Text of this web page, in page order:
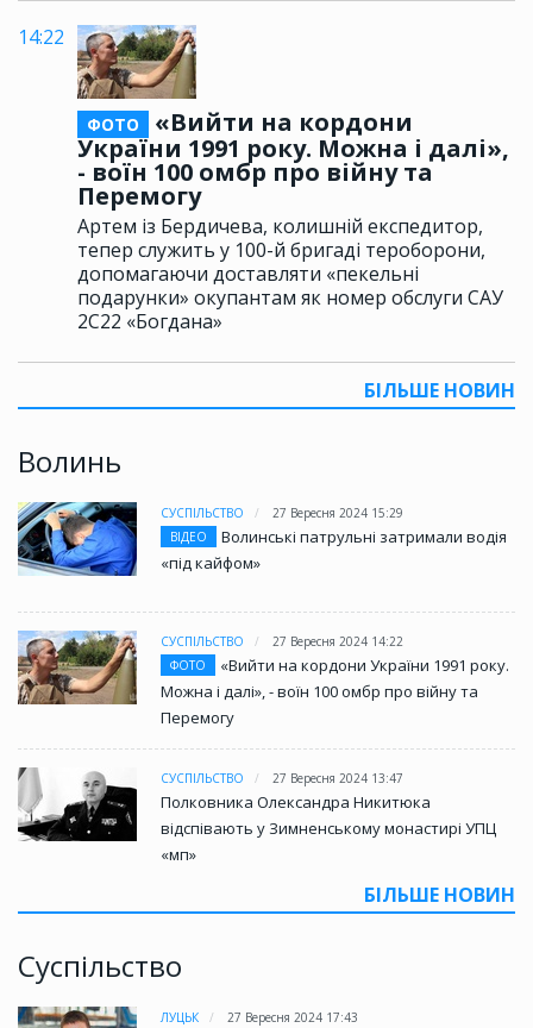
14:22
ФОТО
«Вийти на кордони
України 1991 року. Можна і далі»,
- воїн 100 омбр про війну та
Перемогу
Артем із Бердичева, колишній експедитор,
тепер служить у 100-й бригаді тероборони,
допомагаючи доставляти «пекельні
подарунки» окупантам як номер обслуги САУ
2С22 «Богдана»
БІЛЬШЕ НОВИН
Волинь
СУСПІЛЬСТВО
27 Вересня 2024 15:29
ВІДЕО
Волинські патрульні затримали водія
«під кайфом»
СУСПІЛЬСТВО
27 Вересня 2024 14:22
ФОТО
«Вийти на кордони України 1991 року.
Можна і далі», - воїн 100 омбр про війну та
Перемогу
СУСПІЛЬСТВО 27 Вересня 2024 13:47
Полковника Олександра Никитюка
відспівають у Зимненському монастирі УПЦ
«мп»
БІЛЬШЕ НОВИН
Суспільство
ЛУЦЬК
27 Вересня 2024 17:43